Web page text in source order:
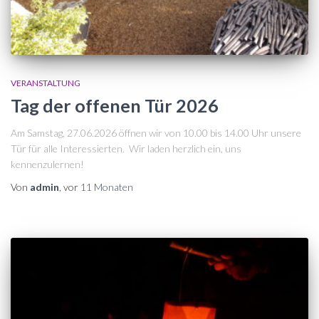
VERANSTALTUNG
Tag der offenen Tür 2026
Am Samstag, 27.06.2026 öffnen wir von 10.00 bis 14.00 Uhr unsere
Tür für alle Interessierten. Wir laden herzlich ein, uns
kennenzulernen!
Von admin , vor 11 Monaten